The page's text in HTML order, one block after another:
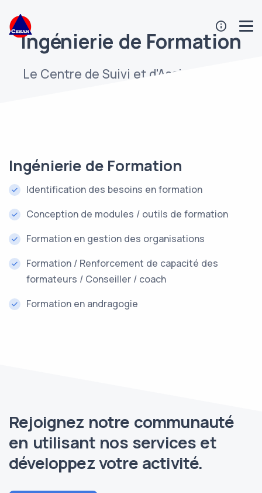
Ingénierie de Formation
Le Centre de Suivi et d'Assistance en
Ingénierie de Formation
Identification des besoins en formation
Conception de modules / outils de formation
Formation en gestion des organisations
Formation / Renforcement de capacité des
formateurs / Conseiller / coach
Formation en andragogie
Rejoignez notre communauté
en utilisant nos services et
développez votre activité.